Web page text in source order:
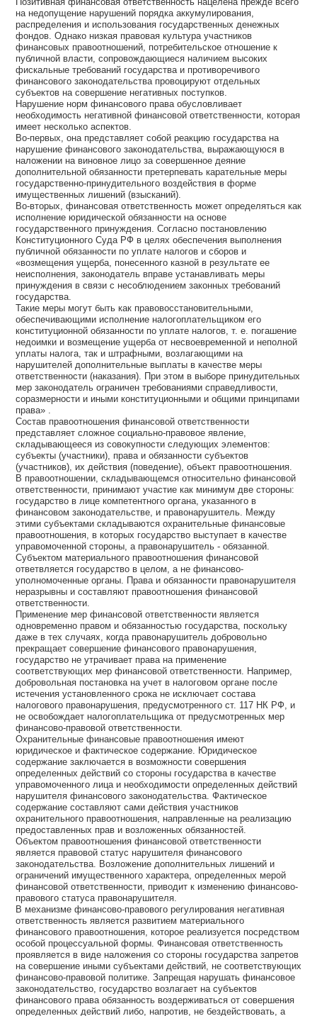
на недопущение нарушений порядка аккумулирования,
распределения и использования государственных денежных
фондов. Однако низкая правовая культура участников
финансовых правоотношений, потребительское отношение к
публичной власти, сопровождающиеся наличием высоких
фискальные требований государства и противоречивого
финансового законодательства провоцируют отдельных
субъектов на совершение негативных поступков.
Нарушение норм финансового права обусловливает
необходимость негативной финансовой ответственности, которая
имеет несколько аспектов.
Во-первых, она представляет собой реакцию государства на
нарушение финансового законодательства, выражающуюся в
наложении на виновное лицо за совершенное деяние
дополнительной обязанности претерпевать карательные меры
государственно-принудительного воздействия в форме
имущественных лишений (взысканий).
Во-вторых, финансовая ответственность может определяться как
исполнение юридической обязанности на основе
государственного принуждения. Согласно постановлению
Конституционного Суда РФ в целях обеспечения выполнения
публичной обязанности по уплате налогов и сборов и
«возмещения ущерба, понесенного казной в результате ее
неисполнения, законодатель вправе устанавливать меры
принуждения в связи с несоблюдением законных требований
государства.
Такие меры могут быть как правовосстановительными,
обеспечивающими исполнение налогоплательщиком его
конституционной обязанности по уплате налогов, т. е. погашение
недоимки и возмещение ущерба от несвоевременной и неполной
уплаты налога, так и штрафными, возлагающими на
нарушителей дополнительные выплаты в качестве меры
ответственности (наказания). При этом в выборе принудительных
мер законодатель ограничен требованиями справедливости,
соразмерности и иными конституционными и общими принципами
права» .
Состав правоотношения финансовой ответственности
представляет сложное социально-правовое явление,
складывающееся из совокупности следующих элементов:
субъекты (участники), права и обязанности субъектов
(участников), их действия (поведение), объект правоотношения.
В правоотношении, складывающемся относительно финансовой
ответственности, принимают участие как минимум две стороны:
государство в лице компетентного органа, указанного в
финансовом законодательстве, и правонарушитель. Между
этими субъектами складываются охранительные финансовые
правоотношения, в которых государство выступает в качестве
управомоченной стороны, а правонарушитель - обязанной.
Субъектом материального правоотношения финансовой
ответвляется государство в целом, а не финансово-
уполномоченные органы. Права и обязанности правонарушителя
неразрывны и составляют правоотношения финансовой
ответственности.
Применение мер финансовой ответственности является
одновременно правом и обязанностью государства, поскольку
даже в тех случаях, когда правонарушитель добровольно
прекращает совершение финансового правонарушения,
государство не утрачивает права на применение
соответствующих мер финансовой ответственности. Например,
добровольная постановка на учет в налоговом органе после
истечения установленного срока не исключает состава
налогового правонарушения, предусмотренного ст. 117 НК РФ, и
не освобождает налогоплательщика от предусмотренных мер
финансово-правовой ответственности.
Охранительные финансовые правоотношения имеют
юридическое и фактическое содержание. Юридическое
содержание заключается в возможности совершения
определенных действий со стороны государства в качестве
управомоченного лица и необходимости определенных действий
нарушителя финансового законодательства. Фактическое
содержание составляют сами действия участников
охранительного правоотношения, направленные на реализацию
предоставленных прав и возложенных обязанностей.
Объектом правоотношения финансовой ответственности
является правовой статус нарушителя финансового
законодательства. Возложение дополнительных лишений и
ограничений имущественного характера, определенных мерой
финансовой ответственности, приводит к изменению финансово-
правового статуса правонарушителя.
В механизме финансово-правового регулирования негативная
ответственность является развитием материального
финансового правоотношения, которое реализуется посредством
особой процессуальной формы. Финансовая ответственность
проявляется в виде наложения со стороны государства запретов
на совершение иными субъектами действий, не соответствующих
финансово-правовой политике. Запрещая нарушать финансовое
законодательство, государство возлагает на субъектов
финансового права обязанность воздерживаться от совершения
определенных действий либо, напротив, не бездействовать, а